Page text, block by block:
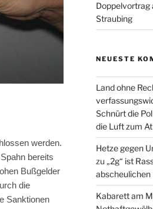
werden.
bereits
Bußgelder
die
Sanktionen
Doppelvortrag
Straubing
NEUESTE
Land ohne
Schnürt die
die Luft zum
Hetze gegen
zu „2g“ ist
abscheulichen
Kabarett am